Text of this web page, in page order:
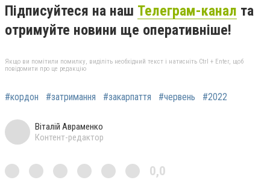
Підписуйтеся на наш Телеграм-канал та
отримуйте новини ще оперативніше!
Якщо ви помітили помилку, виділіть необхідний текст і натисніть Ctrl + Enter, щоб
повідомити про це редакцію
#кордон #затримання #закарпаття #червень #2022
Віталій Авраменко
Контент-редактор
0,0